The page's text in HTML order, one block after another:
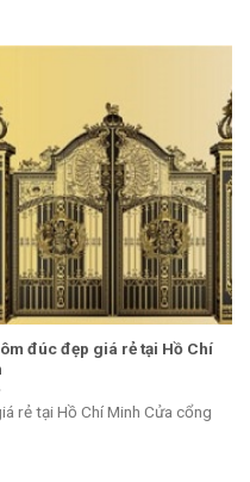
đúc đẹp giá rẻ tại Hồ Chí
rẻ tại Hồ Chí Minh Cửa cổng